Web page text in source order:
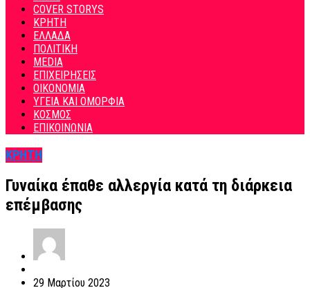
COVER STORYS
ΚΡΗΤΗ
ΕΛΛΑΔΑ
ΠΟΛΙΤΙΚΗ
MEDIA
ΕΠΙΧΕΙΡΗΣΕΙΣ
ΟΙΚΟΝΟΜΙΑ
ΥΓΕΙΑ ΚΑΙ ΟΜΟΡΦΙΑ
ΚΟΣΜΟΣ
ΕΠΙΚΟΙΝΩΝΙΑ
ΚΡΗΤΗ
Γυναίκα έπαθε αλλεργία κατά τη διάρκεια
επέμβασης
29 Μαρτίου 2023